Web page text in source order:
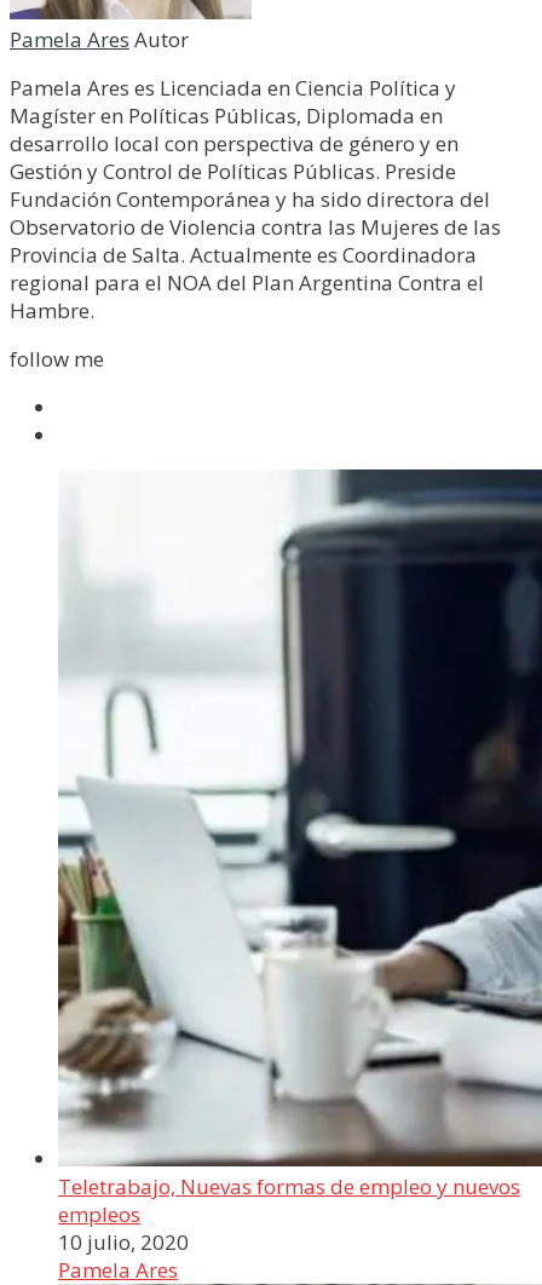
Pamela Ares Autor
Pamela Ares es Licenciada en Ciencia Política y
Magíster en Políticas Públicas, Diplomada en
desarrollo local con perspectiva de género y en
Gestión y Control de Políticas Públicas. Preside
Fundación Contemporánea y ha sido directora del
Observatorio de Violencia contra las Mujeres de las
Provincia de Salta. Actualmente es Coordinadora
regional para el NOA del Plan Argentina Contra el
Hambre.
follow me
Teletrabajo, Nuevas formas de empleo y nuevos
empleos
10 julio, 2020
Pamela Ares